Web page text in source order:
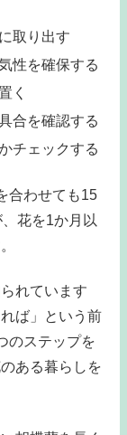
取り出す
性を確保する
く
合を確認する
チェックする
合わせても15
花を1か月以
れています
ば」という前
のステップを
ある暮らしを